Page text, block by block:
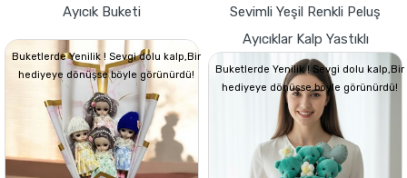
Ayıcık Buketi
Buketlerde Yenilik ! Sevgi dolu kalp,Bir
hediyeye dönüşse böyle görünürdü!
Sevimli Yeşil Renkli Peluş
Ayıcıklar Kalp Yastıklı
Buketlerde Yenilik ! Sevgi dolu kalp,Bir
hediyeye dönüşse böyle görünürdü!